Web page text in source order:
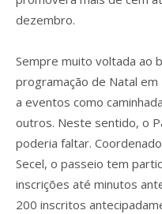
dezembro.
Sempre muito voltada ao
programação de Natal
a eventos como
outros. Neste sentido, o
poderia faltar.
Secel, o passeio tem
inscrições até minutos
200 inscritos